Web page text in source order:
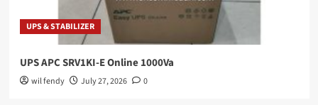
UPS & STABILIZER
UPS APC SRV1KI-E Online 1000Va
wil fendy July 27, 2026 0